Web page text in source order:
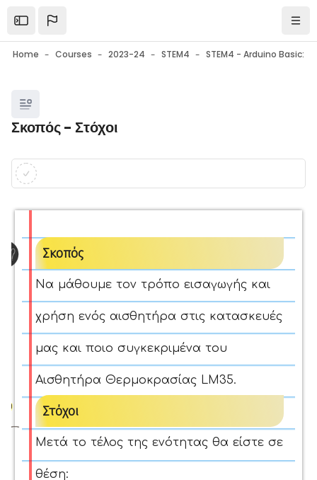
Open the sidebar
Home Courses 2023-24 STEM4
Blocks
Σκοπός - Στόχοι
Blocks
Completion requirements
Σκοπός
Να μάθουμε τον τρόπο εισαγωγής και
χρήση ενός αισθητήρα στις κατασκευές
μας και ποιο συγκεκριμένα του
Αισθητήρα Θερμοκρασίας LM35.
Στόχοι
Μετά το τέλος της ενότητας θα είστε σε
θέση: